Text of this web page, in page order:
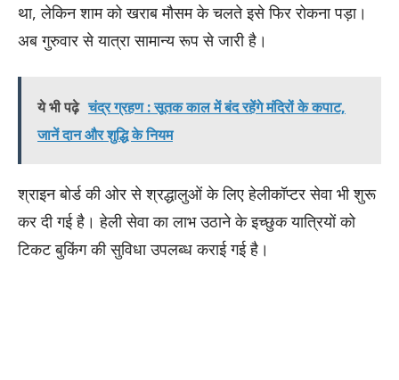
था, लेकिन शाम को खराब मौसम के चलते इसे फिर रोकना पड़ा।
अब गुरुवार से यात्रा सामान्य रूप से जारी है।
ये भी पढ़े चंद्र ग्रहण : सूतक काल में बंद रहेंगे मंदिरों के कपाट,
जानें दान और शुद्धि के नियम
श्राइन बोर्ड की ओर से श्रद्धालुओं के लिए हेलीकॉप्टर सेवा भी शुरू
कर दी गई है। हेली सेवा का लाभ उठाने के इच्छुक यात्रियों को
टिकट बुकिंग की सुविधा उपलब्ध कराई गई है।